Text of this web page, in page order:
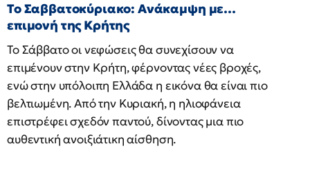
Το Σαββατοκύριακο: Ανάκαμψη με…
επιμονή της Κρήτης
Το Σάββατο οι νεφώσεις θα συνεχίσουν να
επιμένουν στην Κρήτη, φέρνοντας νέες βροχές,
ενώ στην υπόλοιπη Ελλάδα η εικόνα θα είναι πιο
βελτιωμένη. Από την Κυριακή, η ηλιοφάνεια
επιστρέφει σχεδόν παντού, δίνοντας μια πιο
αυθεντική ανοιξιάτικη αίσθηση.